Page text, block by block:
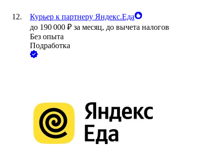
Курьер к партнеру Яндекс.Еда
до 190 000 ₽ за месяц, до вычета налогов
Без опыта
Подработка